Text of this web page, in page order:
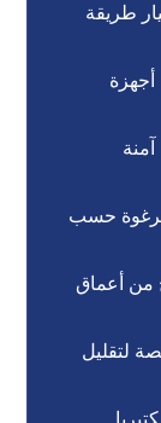
طريقة
أجهزة
حسب
من أعماق
لتقليل